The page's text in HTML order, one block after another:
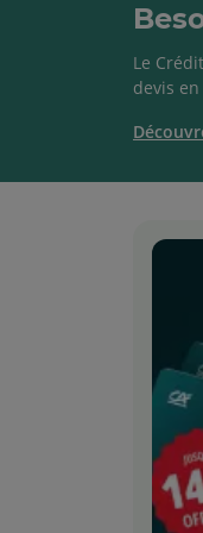
Le
devis